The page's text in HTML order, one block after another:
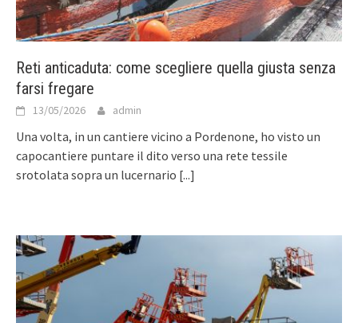
Reti anticaduta: come scegliere quella giusta senza
farsi fregare
13/05/2026 admin
Una volta, in un cantiere vicino a Pordenone, ho visto un
capocantiere puntare il dito verso una rete tessile
srotolata sopra un lucernario [...]